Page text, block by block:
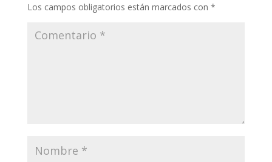
Los campos obligatorios están marcados con *